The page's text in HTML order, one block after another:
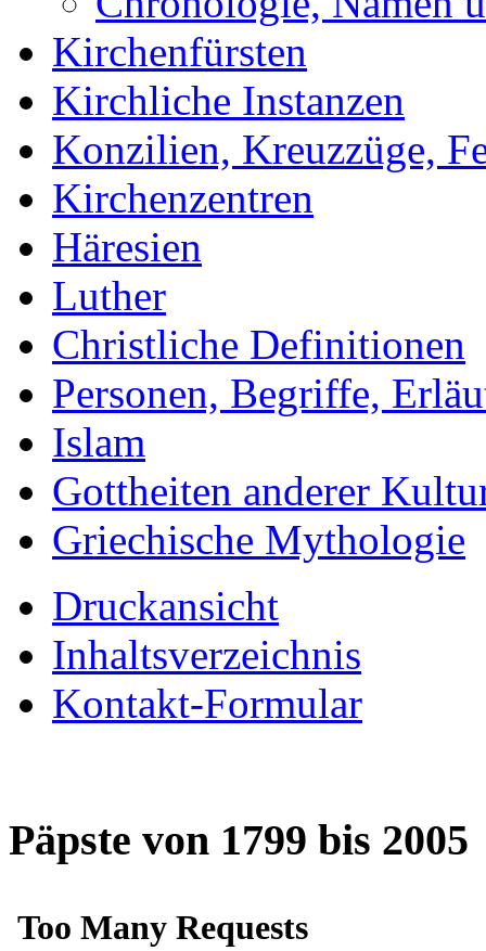
Kirchenfürsten
Kirchliche Instanzen
Konzilien, Kreuzzüge,
Kirchenzentren
Häresien
Luther
Christliche Definitionen
Personen, Begriffe,
Islam
Gottheiten anderer
Griechische Mythologie
Druckansicht
Inhaltsverzeichnis
Kontakt-Formular
Päpste von 1799 bis 2005